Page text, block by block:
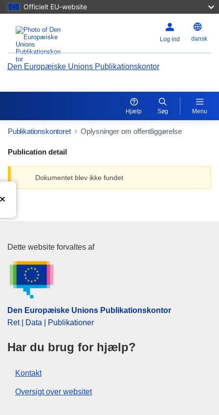
Officielt EU-website
Log ind dansk
Den Europæiske Unions Publikationskontor
Hjælp Søg Menu
Publikationskontoret Oplysninger om offentliggørelse
Publication detail
Dokumentet blev ikke fundet
Den Europæiske Unions
Dette website forvaltes af
Den Europæiske Unions Publikationskontor
Ret | Data | Publikationer
Har du brug for hjælp?
Kontakt
Oversigt over websitet